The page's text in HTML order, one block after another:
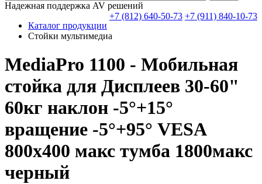
Надежная поддержка AV решений
+7 (812) 640-50-73 +7 (911) 840-10-73
Каталог продукции
Стойки мультимедиа
MediaPro 1100 - Мобильная
стойка для Дисплеев 30-60"
60кг наклон -5°+15°
вращение -5°+95° VESA
800x400 макс тумба 1800макс
черный